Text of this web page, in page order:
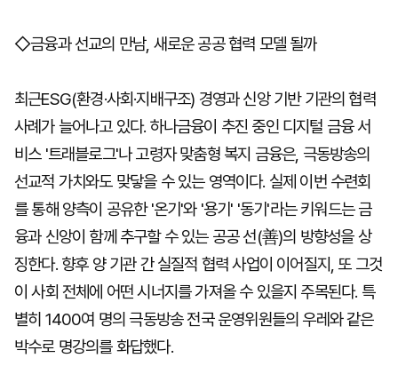
◇금융과 선교의 만남, 새로운 공공 협력 모델 될까
최근ESG(환경·사회·지배구조) 경영과 신앙 기반 기관의 협력
사례가 늘어나고 있다. 하나금융이 추진 중인 디지털 금융 서
비스 '트래블로그'나 고령자 맞춤형 복지 금융은, 극동방송의
선교적 가치와도 맞닿을 수 있는 영역이다. 실제 이번 수련회
를 통해 양측이 공유한 '온기'와 '용기' '동기'라는 키워드는 금
융과 신앙이 함께 추구할 수 있는 공공 선(善)의 방향성을 상
징한다. 향후 양 기관 간 실질적 협력 사업이 이어질지, 또 그것
이 사회 전체에 어떤 시너지를 가져올 수 있을지 주목된다. 특
별히 1400여 명의 극동방송 전국 운영위원들의 우레와 같은
박수로 명강의를 화답했다.